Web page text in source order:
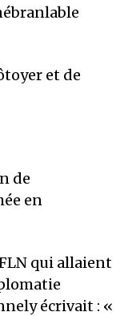
et de
de
en
qui allaient
écrivait : «